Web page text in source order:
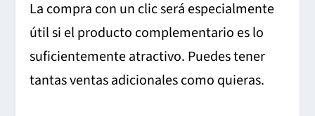
La compra con un clic será especialmente
útil si el producto complementario es lo
suficientemente atractivo. Puedes tener
tantas ventas adicionales como quieras.